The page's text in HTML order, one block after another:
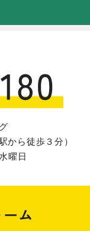
から徒歩３分）
曜日